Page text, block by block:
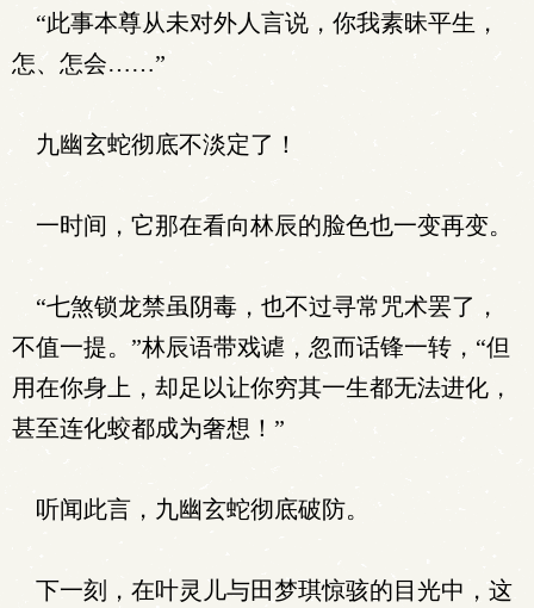
“此事本尊从未对外人言说，你我素昧平生，
怎、怎会……”
九幽玄蛇彻底不淡定了！
一时间，它那在看向林辰的脸色也一变再变。
“七煞锁龙禁虽阴毒，也不过寻常咒术罢了，
不值一提。”林辰语带戏谑，忽而话锋一转，“但
用在你身上，却足以让你穷其一生都无法进化，
甚至连化蛟都成为奢想！”
听闻此言，九幽玄蛇彻底破防。
下一刻，在叶灵儿与田梦琪惊骇的目光中，这